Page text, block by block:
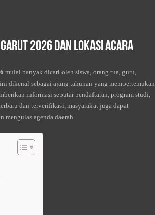
2026 dan Lokasi Acara
mulai banyak dicari oleh siswa, orang tua, guru,
dikenal sebagai ajang tahunan yang mempertemukan
informasi seputar pendaftaran, program studi,
dan terverifikasi, masyarakat juga dapat
mengulas agenda daerah.